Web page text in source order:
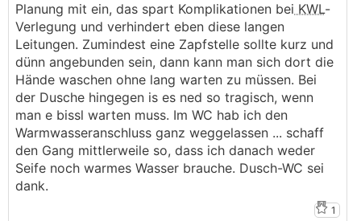
Planung mit ein, das spart Komplikationen bei KWL-
Verlegung und verhindert eben diese langen
Leitungen. Zumindest eine Zapfstelle sollte kurz und
dünn angebunden sein, dann kann man sich dort die
Hände waschen ohne lang warten zu müssen. Bei
der Dusche hingegen is es ned so tragisch, wenn
man e bissl warten muss. Im WC hab ich den
Warmwasseranschluss ganz weggelassen ... schaff
den Gang mittlerweile so, dass ich danach weder
Seife noch warmes Wasser brauche. Dusch-WC sei
dank.
1